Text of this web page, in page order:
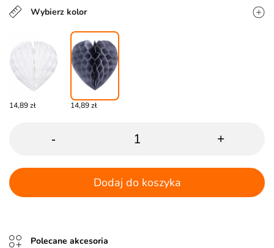
Wybierz kolor
14,89 zł 14,89 zł
- +
Dodaj do koszyka
Polecane akcesoria